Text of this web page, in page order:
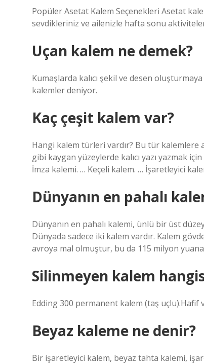
Popüler Asetat Kalem Seçenekleri Asetat
sevdikleriniz ve ailenizle hafta sonu
Uçan kalem ne demek?
Kumaşlarda kalıcı şekil ve desen
kalemler deniyor.
Kaç çeşit kalem var?
Hangi kalem türleri vardır? Bu tür kalemlere
gibi kaygan yüzeylerde kalıcı yazı yazmak
İmza kalemi. … Keçeli kalem. … İşaretleyici
Dünyanın en pahalı
Dünyanın en pahalı kalemi, ünlü bir üst
Dünyada sadece iki kalem vardır. Kalem
avroya mal olmuştur, bu da 115 milyon
Silinmeyen kalem
Edding 300 permanent kalem (taş uçlu).Hafif
Beyaz kaleme ne denir?
Bir işaretleyici kalem, beyaz tahta kalemi,